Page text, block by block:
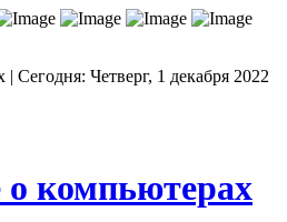
Сегодня: Четверг, 1 декабря 2022